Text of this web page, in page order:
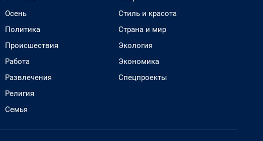
Осень
Политика
Происшествия
Работа
Развлечения
Религия
Семья
Стиль и красота
Страна и мир
Экология
Экономика
Спецпроекты